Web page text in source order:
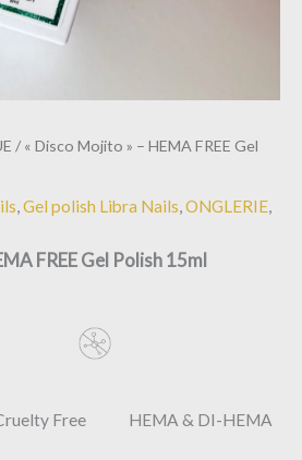
/ « Disco Mojito » – HEMA FREE Gel
Gel polish Libra Nails ONGLERIE
FREE Gel Polish 15ml
Free HEMA & DI-HEMA